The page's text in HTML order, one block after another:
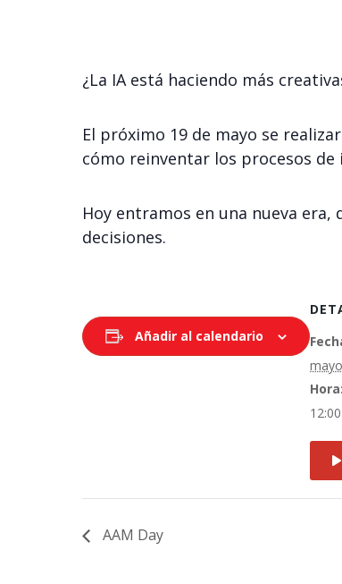
¿La IA está haciendo más
El próximo 19 de mayo se
cómo reinventar los procesos
Hoy entramos en una nueva
decisiones.
Añadir al calendario
Hora:
AAM Day